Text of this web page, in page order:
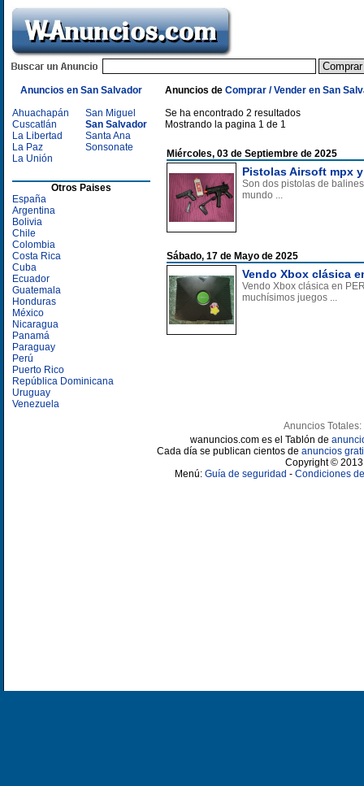
Anuncios en San Salvador
Ahuachapán
Cuscatlán
La Libertad
La Paz
La Unión
San Miguel
San Salvador
Santa Ana
Sonsonate
Otros Paises
España
Argentina
Bolivia
Chile
Colombia
Costa Rica
Cuba
Ecuador
Guatemala
Honduras
México
Nicaragua
Panamá
Paraguay
Perú
Puerto Rico
República Dominicana
Uruguay
Venezuela
Anuncios de Comprar / Vender en San
Se ha encontrado 2 resultados
Mostrando la pagina 1 de 1
Miércoles, 03 de Septiembre de 2025
Pistolas Airsoft mpx
Son dos pistolas de
mundo ...
Sábado, 17 de Mayo de 2025
Vendo Xbox clásica
Vendo Xbox clásica en
muchísimos juegos ...
Anuncios Totales:
wanuncios.com es el Tablón de
Cada día se publican cientos de anuncios
Copyright ©
Menú: Guía de seguridad - Condiciones